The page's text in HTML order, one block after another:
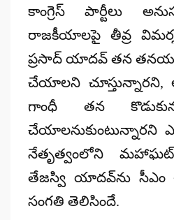
కాంగ్రెస్ పార్టీలు
రాజకీయాలపైతీవ్ర
ప్రసాద్ యాదవ్ తన
చేయాలని
గాంధీ తన
చేయాలనుకుంటున్నారని
నేతృత్వంలోని
తేజస్వి యాదవ్‌నుసీఎం
సంగతి తెలిసిందే.